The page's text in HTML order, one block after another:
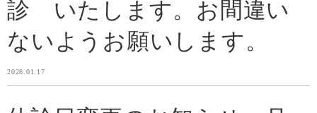
診 いたします。お間違い
ないようお願いします。
2026.01.17